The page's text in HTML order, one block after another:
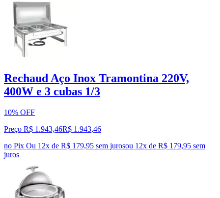
Rechaud Aço Inox Tramontina 220V,
400W e 3 cubas 1/3
10% OFF
Preço R$ 1.943,46R$ 1.943,46
no Pix Ou 12x de R$ 179,95 sem jurosou 12x de R$ 179,95 sem
juros